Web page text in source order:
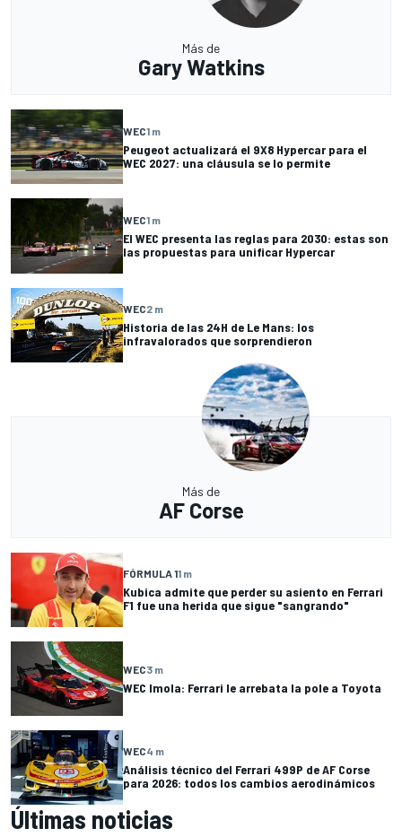
Más de
Gary Watkins
WEC1 m
Peugeot actualizará el 9X8 Hypercar para el
WEC 2027: una cláusula se lo permite
WEC1 m
El WEC presenta las reglas para 2030: estas son
las propuestas para unificar Hypercar
WEC2 m
Historia de las 24H de Le Mans: los
infravalorados que sorprendieron
Más de
AF Corse
FÓRMULA 11 m
Kubica admite que perder su asiento en Ferrari
F1 fue una herida que sigue "sangrando"
WEC3 m
WEC Imola: Ferrari le arrebata la pole a Toyota
WEC4 m
Análisis técnico del Ferrari 499P de AF Corse
para 2026: todos los cambios aerodinámicos
Últimas noticias